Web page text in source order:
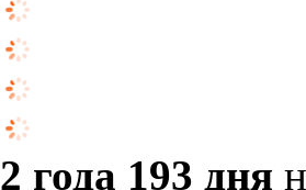
2 года 193 дня